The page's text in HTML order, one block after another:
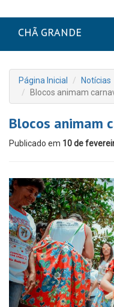
CHÃ GRANDE
Página Inicial
Notícias
Blocos animam
Blocos animam
Publicado em 10 de